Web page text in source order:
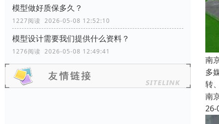
模型做好质保多久？
1227阅读 2026-05-08 12:52:10
模型设计需要我们提供什么资料？
1276阅读 2026-05-08 12:49:41
南
多
转
南
26-